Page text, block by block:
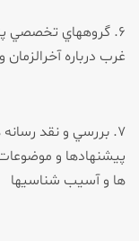
۶. گروههاي تخصصي
غرب درباره آخرالزمان
۷. بررسي و نقد
پيشنهادها و
ها و آسيب شناسي­ها